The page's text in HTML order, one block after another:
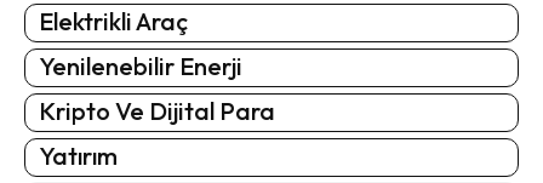
Elektrikli Araç
Yenilenebilir Enerji
Kripto Ve Dijital Para
Yatırım